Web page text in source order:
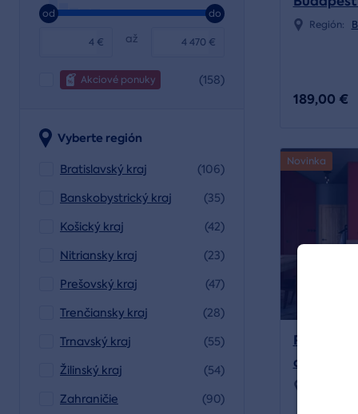
od do
€ €
až
Akciové ponuky (158)
Vyberte región
Bratislavský kraj
(106)
Banskobystrický kraj
(35)
Košický kraj
(42)
Nitriansky kraj
(23)
Prešovský kraj
(47)
Trenčiansky kraj
(28)
Trnavský kraj
(55)
Žilinský kraj
(54)
Zahraničie
(90)
Región:
189,00 €
Novinka
Pobyt v